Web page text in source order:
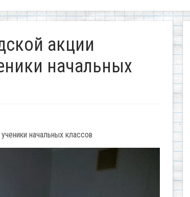
акции
начальных
начальных классов